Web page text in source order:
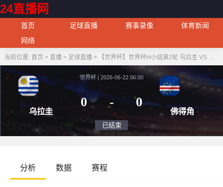
24直播网
首页 足球直播 赛事录像
体育新闻
网络
当前位置: 首页 > 直播> 足球直播> 【世界杯】世界杯H小组第2轮 乌拉圭 VS 佛得角
乌拉圭
世界杯 | 2026-06-22 06:00
0
佛
分析 数据 赛程